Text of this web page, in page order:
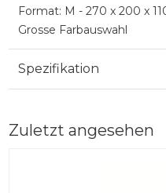
Format: M - 270 x 200 x
Grosse Farbauswahl
Spezifikation
Zuletzt angesehen